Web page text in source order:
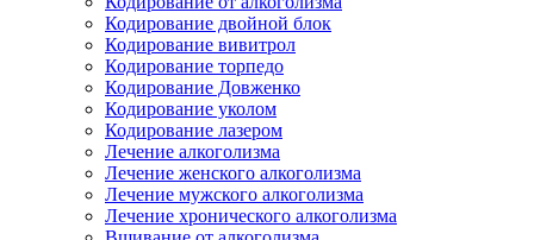
Кодирование двойной блок
Кодирование вивитрол
Кодирование торпедо
Кодирование Довженко
Кодирование уколом
Кодирование лазером
Лечение алкоголизма
Лечение женского алкоголизма
Лечение мужского алкоголизма
Лечение хронического алкоголизма